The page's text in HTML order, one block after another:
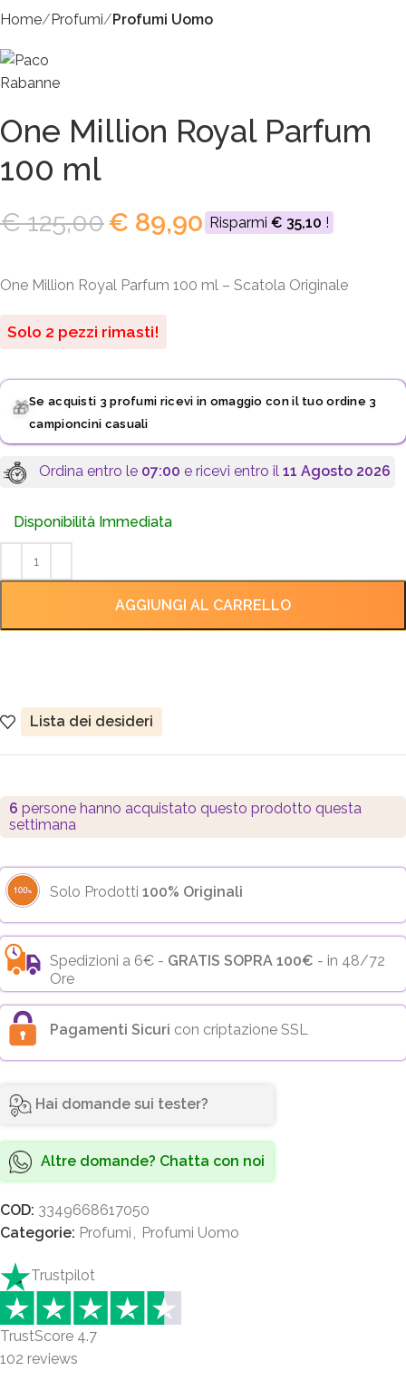
Home Profumi Profumi Uomo
One Million Royal Parfum
100 ml
€125,00€ 89,90 Risparmi € 35,10 !
One Million Royal Parfum 100 ml – Scatola Originale
Solo 2 pezzi rimasti!
🎁Se acquisti 3 profumi ricevi in omaggio con il tuo ordine 3
campioncini casuali
Ordina entro le 07:00 e ricevi entro il11 Agosto 2026
Disponibilità Immediata
AGGIUNGI AL CARRELLO
Lista dei desideri
6 persone hanno acquistato questo prodotto questa
settimana
Solo Prodotti 100% Originali
Spedizioni a 6€ - GRATIS SOPRA 100€ - in 48/72
Ore
Pagamenti Sicuri con criptazione SSL
Hai domande sui tester?
Altre domande? Chatta con noi
COD: 3349668617050
Categorie: Profumi , Profumi Uomo
Trustpilot
TrustScore 4.7
102 reviews